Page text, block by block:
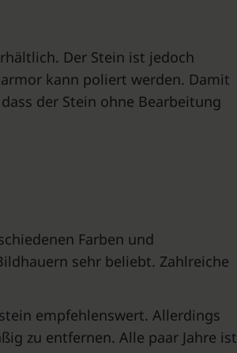
Der Stein ist jedoch
kann poliert werden. Damit
der Stein ohne Bearbeitung
Farben und
sehr beliebt. Zahlreiche
empfehlenswert. Allerdings
zu entfernen. Alle paar Jahre ist